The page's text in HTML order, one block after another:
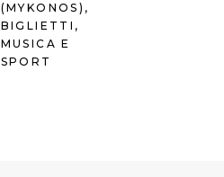
(MYKONOS),
BIGLIETTI,
MUSICA E
SPORT